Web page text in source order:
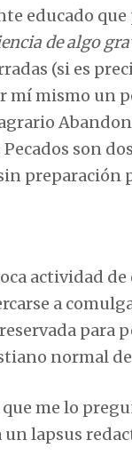
educado
de algo
(si es
mí mismo un
son
preparación
actividad
a
para
normal
me lo
un lapsus